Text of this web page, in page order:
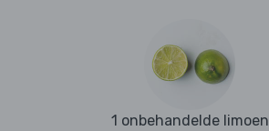
1 onbehandelde limoen